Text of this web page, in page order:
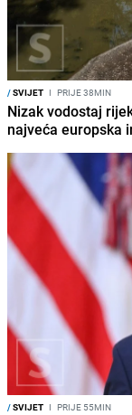
/SVIJET I PRIJE 38MIN
Nizak vodostaj
najveća europska
/SVIJET I PRIJE 55MIN